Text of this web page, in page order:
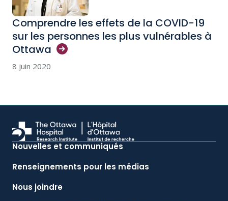
Comprendre les effets de la COVID-19
sur les personnes les plus vulnérables à
Ottawa
8 juin 2020
Nouvelles et communiqués
Renseignements pour les médias
Nous joindre